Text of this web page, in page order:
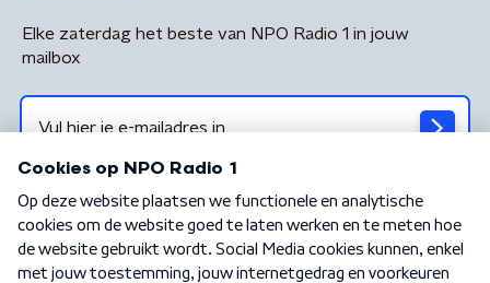
Elke zaterdag het beste van NPO Radio 1 in jouw
mailbox
Algemene voorwaarden